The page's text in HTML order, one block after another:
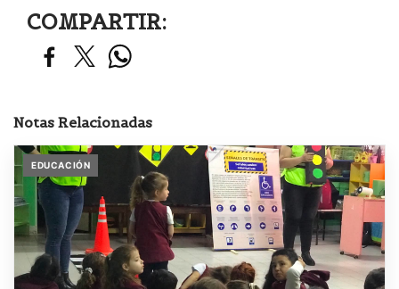
COMPARTIR:
Notas Relacionadas
EDUCACIÓN